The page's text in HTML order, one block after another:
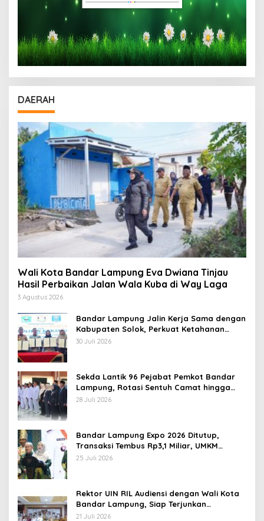
DAERAH
Wali Kota Bandar Lampung Eva Dwiana Tinjau
Hasil Perbaikan Jalan Wala Kuba di Way Laga
3 Agustus 2026
Bandar Lampung Jalin Kerja Sama dengan
Kabupaten Solok, Perkuat Ketahanan
Pangan dan Kendalikan Inflasi
30 Juli 2026
Sekda Lantik 96 Pejabat Pemkot Bandar
Lampung, Rotasi Sentuh Camat hingga
Lurah
28 Juli 2026
Bandar Lampung Expo 2026 Ditutup,
Transaksi Tembus Rp3,1 Miliar, UMKM
Kuliner Jadi Penggerak
25 Juli 2026
Rektor UIN RIL Audiensi dengan Wali Kota
Bandar Lampung, Siap Terjunkan
Mahasiswa KKN Transformatif 2026
21 Juli 2026